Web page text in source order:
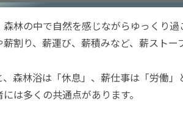
林の中で自然を感じながらゆっくり
割り、薪運び、薪積みなど、薪ストー
、森林浴は「休息」、薪仕事は「労働
は多くの共通点があります。